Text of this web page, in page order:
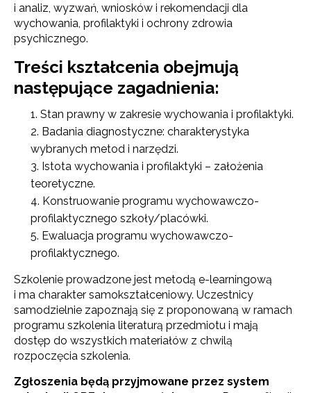
i analiz, wyzwań, wniosków i rekomendacji dla
wychowania, profilaktyki i ochrony zdrowia
psychicznego.
Treści kształcenia obejmują
następujące zagadnienia:
Stan prawny w zakresie wychowania i profilaktyki.
Badania diagnostyczne: charakterystyka
wybranych metod i narzędzi.
Istota wychowania i profilaktyki – założenia
teoretyczne.
Konstruowanie programu wychowawczo-
profilaktycznego szkoły/placówki.
Ewaluacja programu wychowawczo-
profilaktycznego.
Szkolenie prowadzone jest metodą e-learningową
i ma charakter samokształceniowy. Uczestnicy
samodzielnie zapoznają się z proponowaną w ramach
programu szkolenia literaturą przedmiotu i mają
dostęp do wszystkich materiałów z chwilą
rozpoczęcia szkolenia.
Zgłoszenia będą przyjmowane przez system